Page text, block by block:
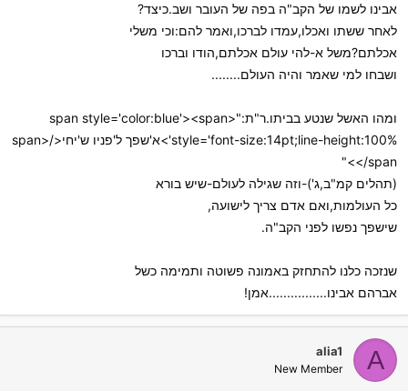
אבינו לשמו של הקב"ה בפה של העובר ושב.כיצד?
לאחר ששתו ואכלו,עמדו לברכו,ואמר להם:וכי משלי
אכלתם?משל א-להי עולם אכלתם,הודו וברכו
ושבחו למי שאמר והיה העולם........
ומהו האשל שנטע בביתו.ר"ת:"<span style='color:blue'><span
style='font-size:14pt;line-height:100%'>א'שפך ל'פניו ש'יחי</span>
</span>"
(תהלים קמ"ב,ג')-וזה שגילה לעולם-שיש בורא
כל העולמות,ואם אדם צריך לישועה,
שישפך נפשו לפני הקב"ה.
שנזכה כלנו להתחזק באמונה פשוטה ותמימה כשל
אברהם אבינו................אמן!
A
alia1
New Member